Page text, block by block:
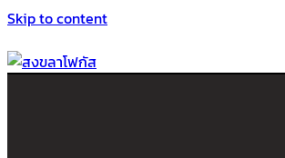
Skip to content